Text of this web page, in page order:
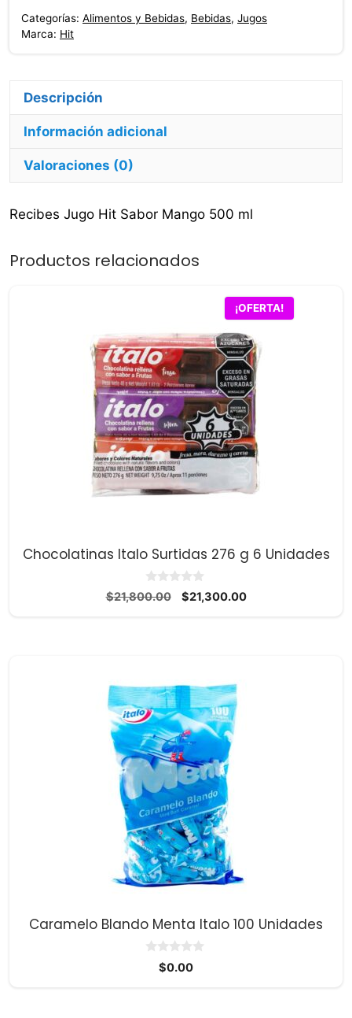
Categorías: Alimentos y Bebidas, Bebidas, Jugos
Marca: Hit
Descripción
Información adicional
Valoraciones (0)
Recibes Jugo Hit Sabor Mango 500 ml
Productos relacionados
¡OFERTA!
Chocolatinas Italo Surtidas 276 g 6 Unidades
0
d
$21,800.00
El
$21,300.00El
Caramelo Blando Menta Italo 100 Unidades
$0.00